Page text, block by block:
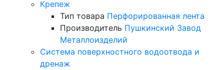
Крепеж
Тип товара Перфорированная лента
Производитель Пушкинский Завод
Металлоизделий
Система поверхностного водоотвода и
дренаж